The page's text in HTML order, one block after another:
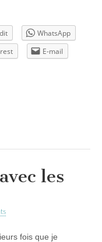
WhatsApp
E-mail
les
fois que je